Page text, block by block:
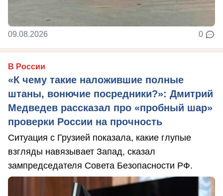
09.08.2026 0
В России
«К чему такие наложившие полные
штаны, вонючие посредники?»: Дмитрий
Медведев рассказал про «пробный шар»
проверки России на прочность
Ситуация с Грузией показала, какие глупые
взгляды навязывает Запад, сказал
зампредседателя Совета Безопасности РФ.